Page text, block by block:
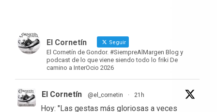
El Cornetín Seguir
El Cornetín de Gondor. #SiempreAlMargen Blog y
podcast de lo que viene siendo todo lo friki De
camino a InterOcio 2026
El Cornetín @el_cornetin · 21h
Hoy: "Las gestas más gloriosas a veces